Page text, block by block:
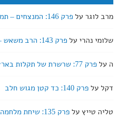
מרב לוגר על פרק 146: המנצחים – תמיד חופשי
שלומי נהרי על פרק 143: הרב משאש – שבירה
ה על פרק 77: שרשרת של תקלות בארץ אהבתי
דקל על פרק 140: כד קטן מגוש חלב
טליה טייץעל פרק 135: שיחת מלחמה – אבא ובת